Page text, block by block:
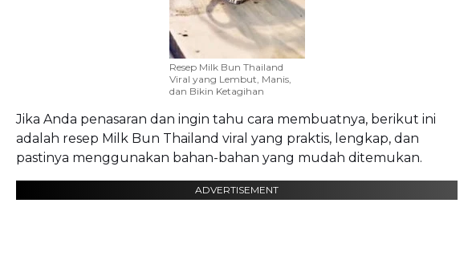
Resep Milk Bun Thailand
Viral yang Lembut, Manis,
dan Bikin Ketagihan
Jika Anda penasaran dan ingin tahu cara membuatnya, berikut ini
adalah resep Milk Bun Thailand viral yang praktis, lengkap, dan
pastinya menggunakan bahan-bahan yang mudah ditemukan.
ADVERTISEMENT